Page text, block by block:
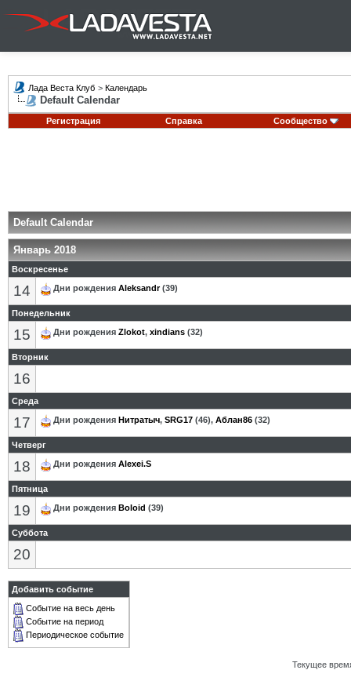
Лада Веста Клуб > Календарь
Default Calendar
Регистрация Справка Сообщество
Default Calendar
Январь 2018
Воскресенье
14 Дни рождения Aleksandr(39)
Понедельник
15 Дни рождения Zlokot, xindians (32)
Вторник
16
Среда
17 Дни рождения Нитратыч, SRG17 (46), Аблан86 (32)
Четверг
18 Дни рождения Alexei.S
Пятница
19 Дни рождения Boloid (39)
Суббота
20
Добавить событие
Событие на весь день
Событие на период
Периодическое событие
Текущее